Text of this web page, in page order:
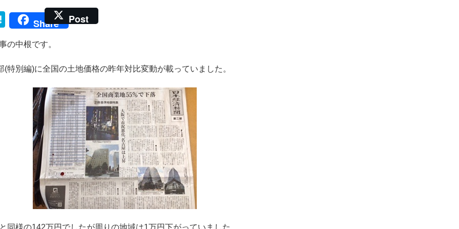
H
at
e
n
Share Post
の中根です。
(特別編)に全国の土地価格の昨年対比変動が載っていました。
同様の142万円でしたが周りの地域は1万円下がっていました。